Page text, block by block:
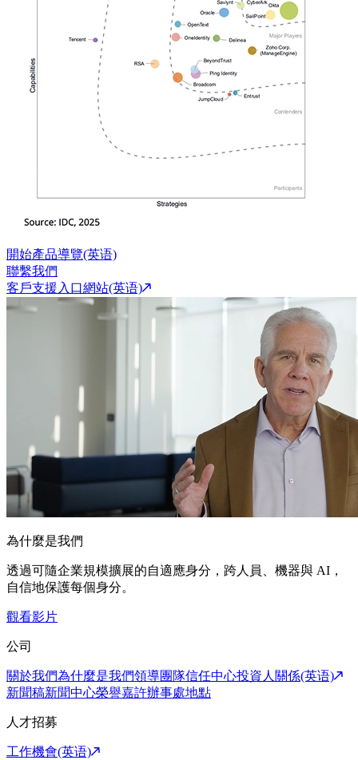
開始產品導覽(英语)
聯繫我們
客戶支援入口網站(英语)
為什麼是我們
透過可隨企業規模擴展的自適應身分，跨人員、機器與 AI，
自信地保護每個身分。
觀看影片
公司
關於我們為什麼是我們領導團隊信任中心投資人關係(英语)
新聞稿新聞中心榮譽嘉許辦事處地點
人才招募
工作機會(英语)